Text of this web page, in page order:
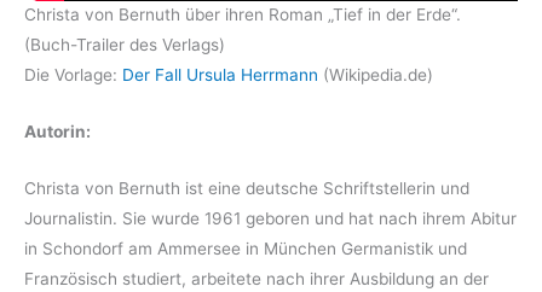
Christa von Bernuth über ihren Roman „Tief in der Erde“.
(Buch-Trailer des Verlags)
Die Vorlage: Der Fall Ursula Herrmann (Wikipedia.de)
Autorin:
Christa von Bernuth ist eine deutsche Schriftstellerin und
Journalistin. Sie wurde 1961 geboren und hat nach ihrem Abitur
in Schondorf am Ammersee in München Germanistik und
Französisch studiert, arbeitete nach ihrer Ausbildung an der